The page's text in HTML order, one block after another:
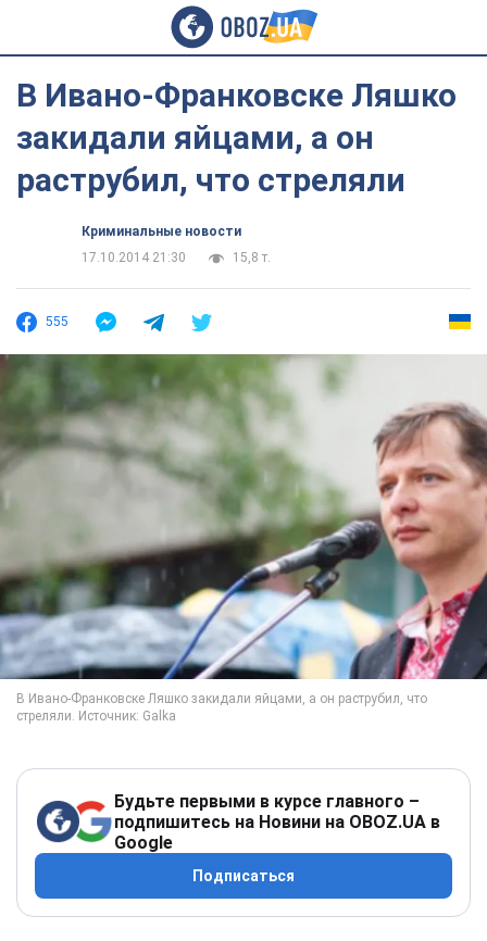
В Ивано-Франковске Ляшко
закидали яйцами, а он
раструбил, что стреляли
Криминальные новости
17.10.2014 21:30
15,8 т.
555
Будьте первыми в курсе главного –
подпишитесь на Новини на OBOZ.UA в
Google
Подписаться